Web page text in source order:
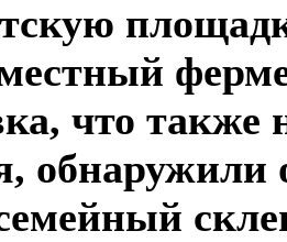
что также
обнаружили